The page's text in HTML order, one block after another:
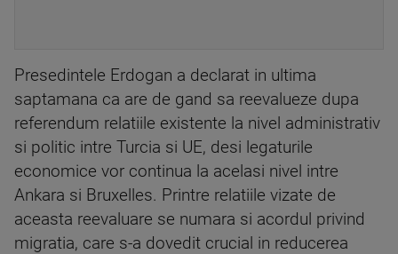
Presedintele Erdogan a declarat in ultima
saptamana ca are de gand sa reevalueze dupa
referendum relatiile existente la nivel administrativ
si politic intre Turcia si UE, desi legaturile
economice vor continua la acelasi nivel intre
Ankara si Bruxelles. Printre relatiile vizate de
aceasta reevaluare se numara si acordul privind
migratia, care s-a dovedit crucial in reducerea